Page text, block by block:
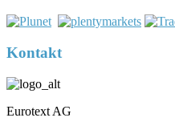
Kontakt
Eurotext AG